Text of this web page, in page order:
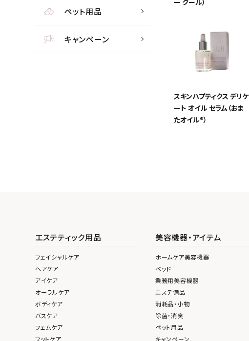
スキンハプティクス デリケ
ート オイル セラム（おま
たオイル®）
ペット用品
キャンペーン
エステティック用品
フェイシャルケア
ヘアケア
アイケア
オーラルケア
ボディケア
バスケア
フェムケア
フットケア
美容機器・アイテム
ホームケア美容機器
ベッド
業務用美容機器
エステ備品
消耗品・小物
除菌・消臭
ペット用品
キャンペーン